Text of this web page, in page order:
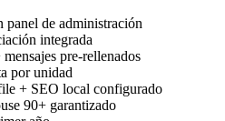
panel de administración
integrada
pre-rellenados
por unidad
+ SEO local configurado
90+ garantizado